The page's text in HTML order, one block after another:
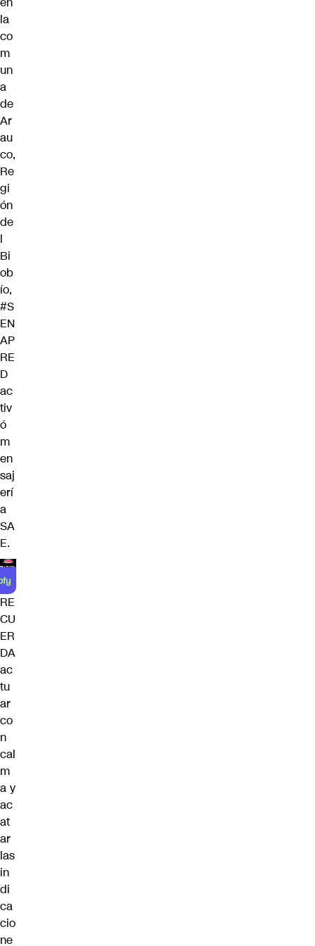
la
co
m
un
a
de
Ar
au
co,
Re
gi
ón
de
l
Bi
ob
ío,
#S
EN
AP
RE
D
ac
tiv
ó
m
en
saj
erí
a
SA
E.
RE
CU
ER
DA
ac
tu
ar
co
n
cal
m
a y
ac
at
ar
las
in
di
ca
cio
ne